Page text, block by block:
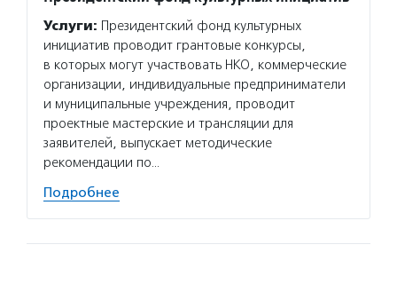
Услуги: Президентский фонд культурных
инициатив проводит грантовые конкурсы,
в которых могут участвовать НКО, коммерческие
организации, индивидуальные предприниматели
и муниципальные учреждения, проводит
проектные мастерские и трансляции для
заявителей, выпускает методические
рекомендации по…
Подробнее